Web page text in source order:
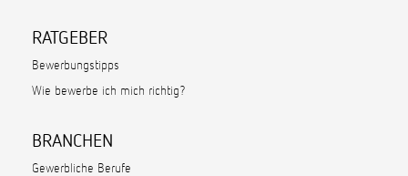
RATGEBER
Bewerbungstipps
Wie bewerbe ich mich richtig?
BRANCHEN
Gewerbliche Berufe